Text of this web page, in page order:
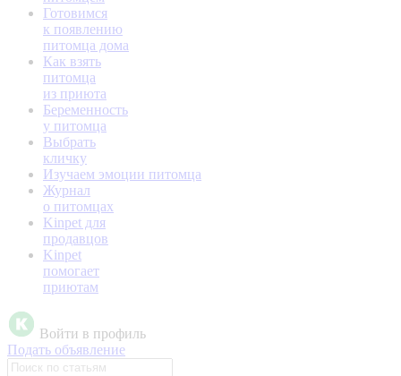
Готовимся
к появлению
питомца дома
Как взять
питомца
из приюта
Беременность
у питомца
Выбрать
кличку
Изучаем эмоции питомца
Журнал
о питомцах
Kinpet для
продавцов
Kinpet
помогает
приютам
Войти в профиль
Подать объявление